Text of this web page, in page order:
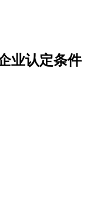
业认定条件